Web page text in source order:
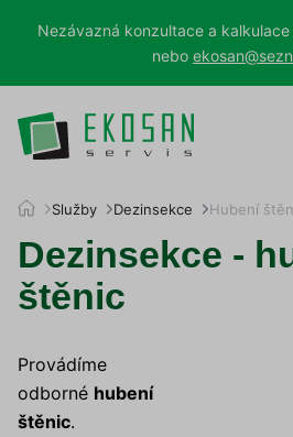
Nezávazná konzultace a kalkulace
nebo
E
O
S
A
N
r
v
i
Služby Dezinsekce Hubení
Dezinsekce -
štěnic
Provádíme
odborné hubení
štěnic.